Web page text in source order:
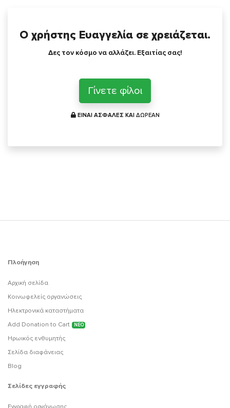
Ο χρήστης Ευαγγελία σε χρειάζεται.
Δες τον κόσμο να αλλάζει. Εξαιτίας σας!
Γίνετε φίλοι
ΕΙΝΑΙ ΑΣΦΑΛΕΣ ΚΑΙ ΔΩΡΕΑΝ
Πλοήγηση
Αρχική σελίδα
Κοινωφελείς οργανώσεις
Ηλεκτρονικά καταστήματα
Add Donation to Cart
ΝΕΟ
Ηρωικός ενθυμητής
Σελίδα διαφάνειας
Blog
Σελίδες εγγραφής